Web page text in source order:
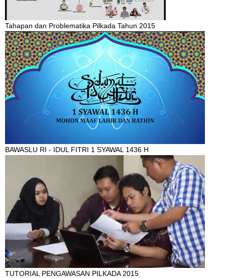
Tahapan dan Problematika Pilkada Tahun 2015
BAWASLU RI - IDUL FITRI 1 SYAWAL 1436 H
TUTORIAL PENGAWASAN PILKADA 2015